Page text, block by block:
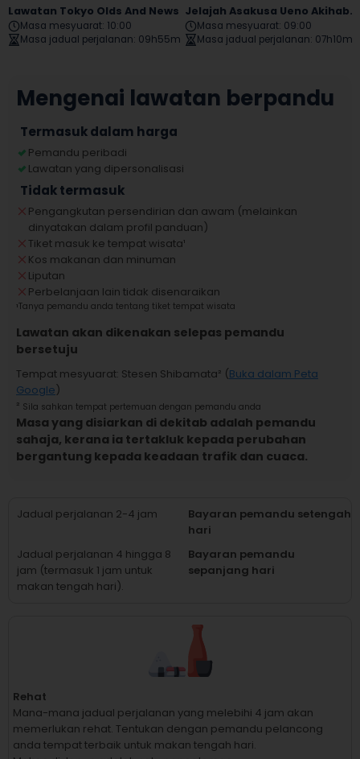
Lawatan Tokyo Olds And News
Masa mesyuarat: 10:00
Masa jadual perjalanan: 09h55m
Jelajah Asakusa Ueno Akihabara
Masa mesyuarat: 09:00
Masa jadual perjalanan: 07h10m
Mengenai lawatan berpandu
Termasuk dalam harga
Pemandu peribadi
Lawatan yang dipersonalisasi
Tidak termasuk
Pengangkutan persendirian dan awam (melainkan
dinyatakan dalam profil panduan)
Tiket masuk ke tempat wisata¹
Kos makanan dan minuman
Liputan
Perbelanjaan lain tidak disenaraikan
¹Tanya pemandu anda tentang tiket tempat wisata
Lawatan akan dikenakan selepas pemandu
bersetuju
Tempat mesyuarat: Stesen Shibamata² (Buka dalam Peta
Google)
² Sila sahkan tempat pertemuan dengan pemandu anda
Masa yang disiarkan di dekitab adalah pemandu
sahaja, kerana ia tertakluk kepada perubahan
bergantung kepada keadaan trafik dan cuaca.
Jadual perjalanan 2-4 jam
Bayaran pemandu setengah
hari
Jadual perjalanan 4 hingga 8
jam (termasuk 1 jam untuk
makan tengah hari).
Bayaran pemandu
sepanjang hari
Rehat
Mana-mana jadual perjalanan yang melebihi 4 jam akan
memerlukan rehat. Tentukan dengan pemandu pelancong
anda tempat terbaik untuk makan tengah hari.